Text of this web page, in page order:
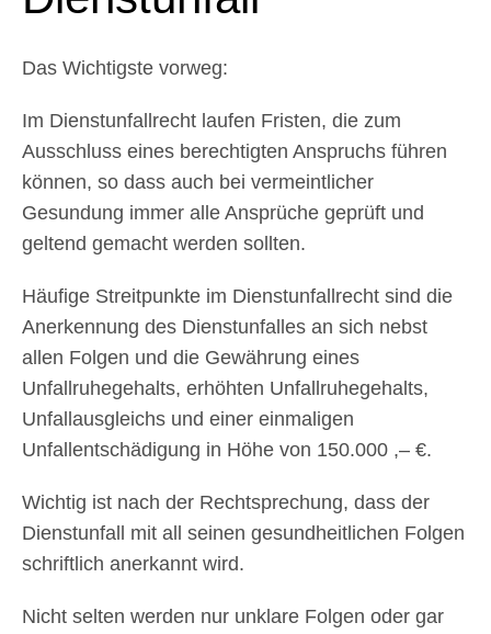
Das Wichtigste vorweg:
Im Dienstunfallrecht laufen Fristen, die zum
Ausschluss eines berechtigten Anspruchs führen
können, so dass auch bei vermeintlicher
Gesundung immer alle Ansprüche geprüft und
geltend gemacht werden sollten.
Häufige Streitpunkte im Dienstunfallrecht sind die
Anerkennung des Dienstunfalles an sich nebst
allen Folgen und die Gewährung eines
Unfallruhegehalts, erhöhten Unfallruhegehalts,
Unfallausgleichs und einer einmaligen
Unfallentschädigung in Höhe von 150.000 ,– €.
Wichtig ist nach der Rechtsprechung, dass der
Dienstunfall mit all seinen gesundheitlichen Folgen
schriftlich anerkannt wird.
Nicht selten werden nur unklare Folgen oder gar